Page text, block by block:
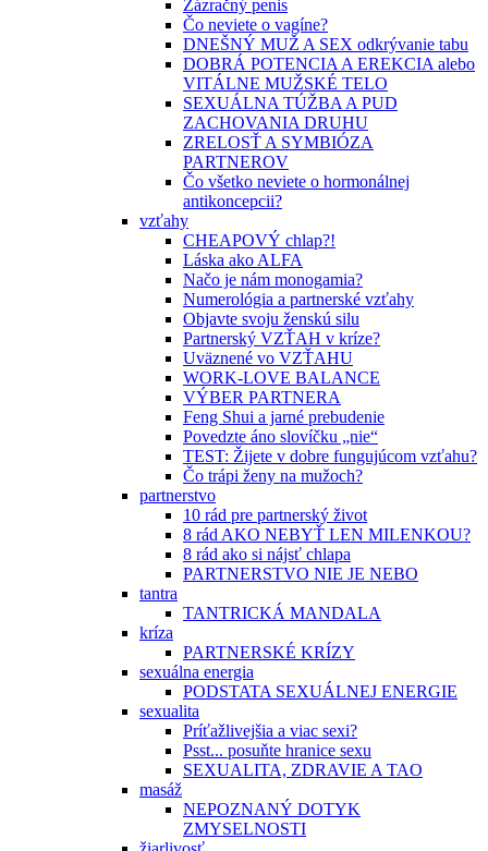
Zázračný penis
Čo neviete o vagíne?
DNEŠNÝ MUŽ A SEX odkrývanie tabu
DOBRÁ POTENCIA A EREKCIA alebo
VITÁLNE MUŽSKÉ TELO
SEXUÁLNA TÚŽBA A PUD
ZACHOVANIA DRUHU
ZRELOSŤ A SYMBIÓZA
PARTNEROV
Čo všetko neviete o hormonálnej
antikoncepcii?
vzťahy
CHEAPOVÝ chlap?!
Láska ako ALFA
Načo je nám monogamia?
Numerológia a partnerské vzťahy
Objavte svoju ženskú silu
Partnerský VZŤAH v kríze?
Uväznené vo VZŤAHU
WORK-LOVE BALANCE
VÝBER PARTNERA
Feng Shui a jarné prebudenie
Povedzte áno slovíčku „nie“
TEST: Žijete v dobre fungujúcom vzťahu?
Čo trápi ženy na mužoch?
partnerstvo
10 rád pre partnerský život
8 rád AKO NEBYŤ LEN MILENKOU?
8 rád ako si nájsť chlapa
PARTNERSTVO NIE JE NEBO
tantra
TANTRICKÁ MANDALA
kríza
PARTNERSKÉ KRÍZY
sexuálna energia
PODSTATA SEXUÁLNEJ ENERGIE
sexualita
Príťažlivejšia a viac sexi?
Psst... posuňte hranice sexu
SEXUALITA, ZDRAVIE A TAO
masáž
NEPOZNANÝ DOTYK
ZMYSELNOSTI